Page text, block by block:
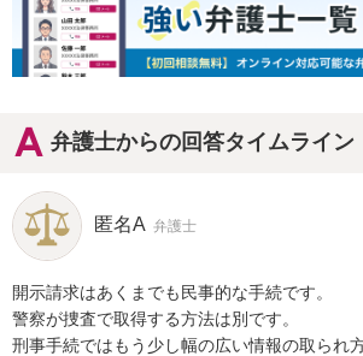
弁護士からの回答タイムライン
匿名A 弁護士
開示請求はあくまでも民事的な手続です。
警察が捜査で取得する方法は別です。
刑事手続ではもう少し幅の広い情報の取られ